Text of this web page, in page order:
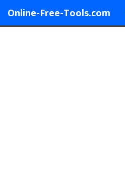
Online-Free-Tools.com